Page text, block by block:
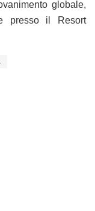
globale,
presso il Resort